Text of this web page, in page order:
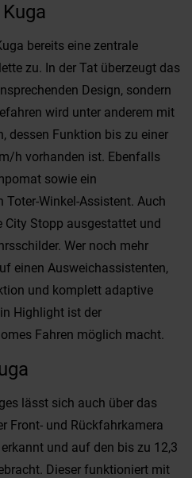
bereits eine zentrale
zu. In der Tat überzeugt das
Design, sondern
wird unter anderem mit
dessen Funktion bis zu einer
h vorhanden ist. Ebenfalls
sowie ein
Toter-Winkel-Assistent. Auch
City Stopp ausgestattet und
Wer noch mehr
einen Ausweichassistenten,
und komplett adaptive
Highlight ist der
Fahren möglich macht.
lässt sich auch über das
Front- und Rückfahrkamera
und auf den bis zu 12,3
Dieser funktioniert mit